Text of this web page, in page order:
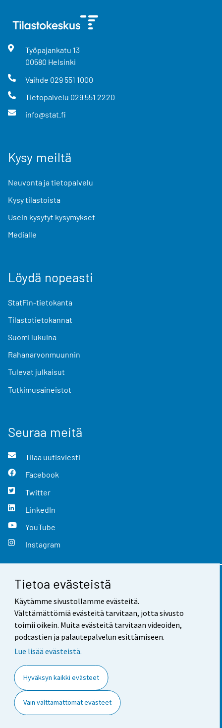
Tietoa evästeistä
Käytämme sivustollamme evästeitä.
Välttämättömiä evästeitä tarvitaan, jotta sivusto
toimii oikein. Muita evästeitä tarvitaan videoiden,
podcastien ja palautepalvelun esittämiseen.
Lue lisää evästeistä.
Hyväksyn kaikki evästeet
Vain välttämättömät evästeet
Työpajankatu 13
00580 Helsinki
Vaihde 029 551 1000
Tietopalvelu 029 551 2220
info@stat.fi
Kysy meiltä
Neuvonta ja tietopalvelu
Kysy tilastoista
Usein kysytyt kysymykset
Medialle
Löydä nopeasti
StatFin-tietokanta
Tilastotietokannat
Suomi lukuina
Rahanarvonmuunnin
Tulevat julkaisut
Tutkimusaineistot
Seuraa meitä
Tilaa uutisviesti
Facebook
Twitter
LinkedIn
YouTube
Instagram
Yhteystiedot
Palaute
Käyttöehdot
Saavutettavuus
Tietoa sivustosta
Evästeasetukset